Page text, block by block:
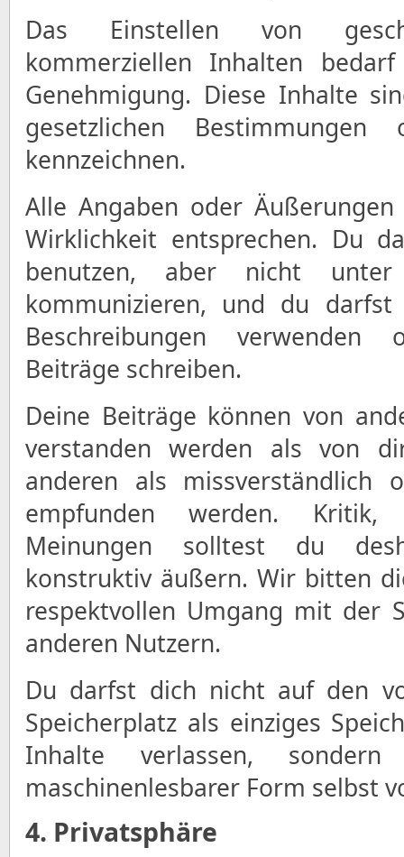
Das Einstellen von
kommerziellen Inhalten
Genehmigung. Diese Inhalte
gesetzlichen Bestimmungen
kennzeichnen.
Alle Angaben oder
Wirklichkeit entsprechen. Du
benutzen, aber nicht
kommunizieren, und du darfst
Beschreibungen verwenden
Beiträge schreiben.
Deine Beiträge können von
verstanden werden als von
anderen als missverständlich
empfunden werden. Kritik,
Meinungen solltest du
konstruktiv äußern. Wir bitten
respektvollen Umgang mit der
anderen Nutzern.
Du darfst dich nicht auf den
Speicherplatz als einziges
Inhalte verlassen,
maschinenlesbarer Form selbst
4. Privatsphäre